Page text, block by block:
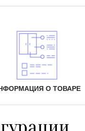
О ТОВАРЕ